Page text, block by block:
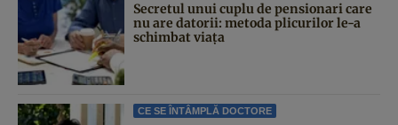
Secretul unui cuplu de pensionari care
nu are datorii: metoda plicurilor le-a
schimbat viața
CE SE ÎNTÂMPLĂ DOCTORE